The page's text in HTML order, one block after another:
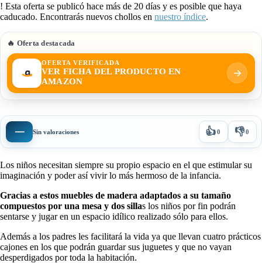
! Esta oferta se publicó hace más de 20 días y es posible que haya
caducado. Encontrarás nuevos chollos en nuestro índice.
🔥 Oferta destacada
OFERTA VERIFICADA
VER FICHA DEL PRODUCTO EN
AMAZON
— Sin valoraciones 👍0 👎0
Los niños necesitan siempre su propio espacio en el que estimular su
imaginación y poder así vivir lo más hermoso de la infancia.
Gracias a estos muebles de madera adaptados a su tamaño
compuestos por una mesa y dos sillas los niños por fin podrán
sentarse y jugar en un espacio idílico realizado sólo para ellos.
Además a los padres les facilitará la vida ya que llevan cuatro prácticos
cajones en los que podrán guardar sus juguetes y que no vayan
desperdigados por toda la habitación.